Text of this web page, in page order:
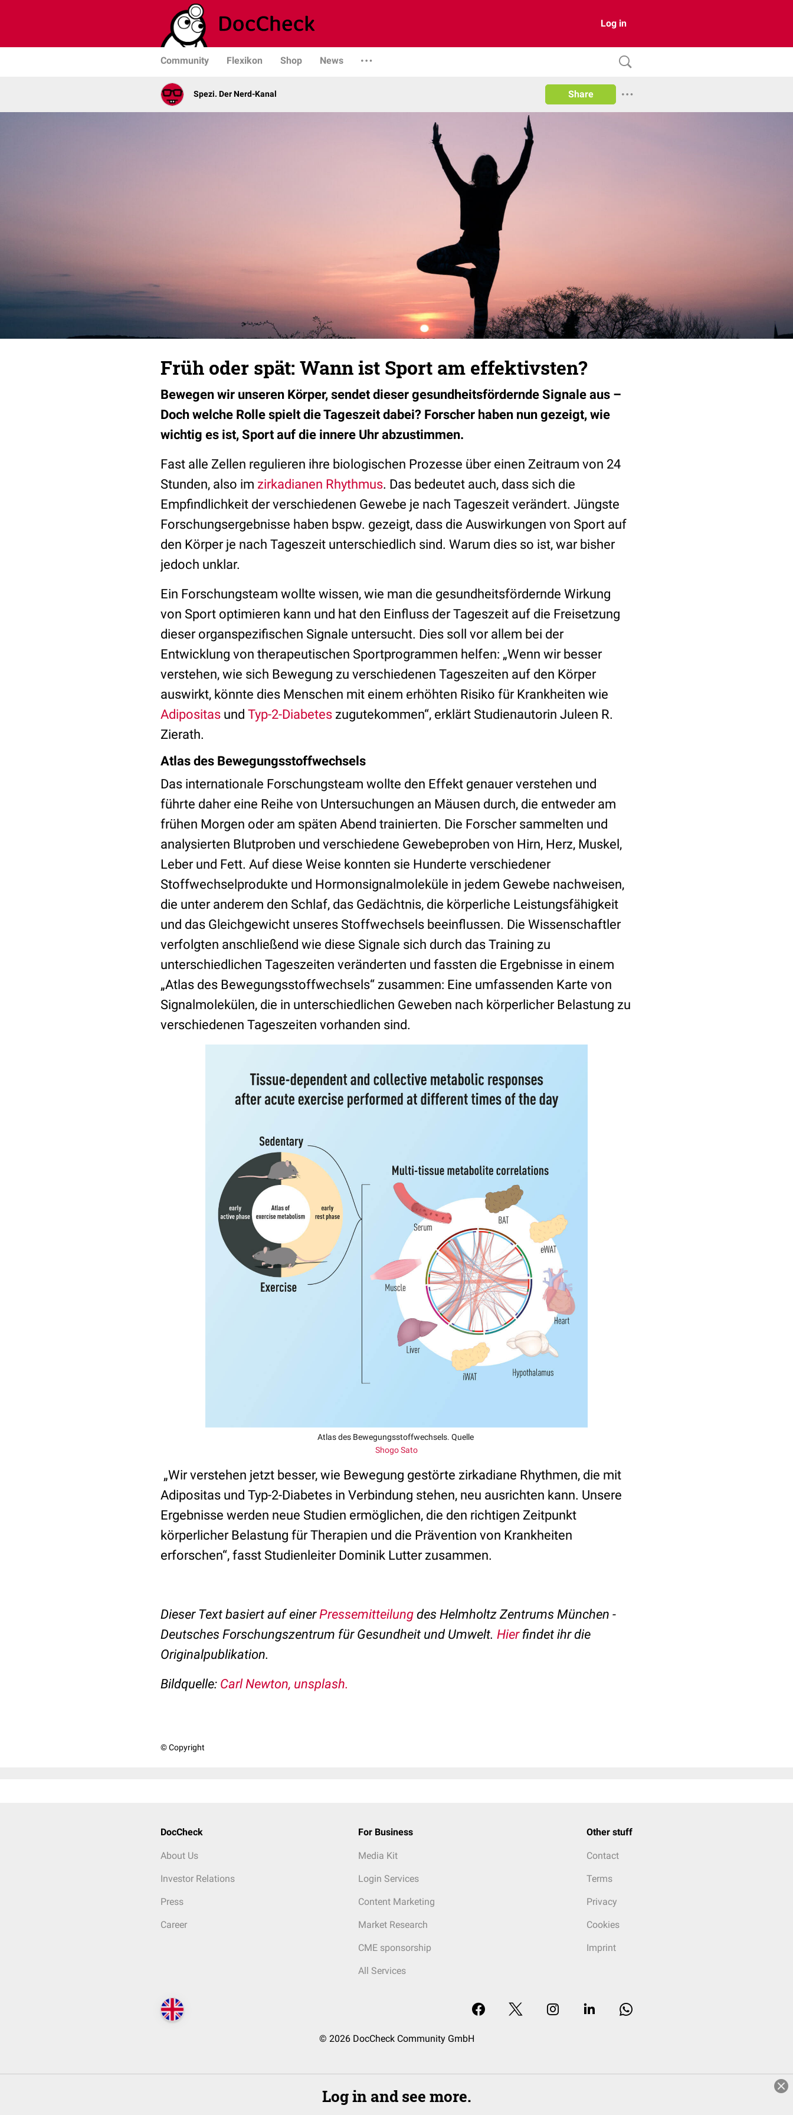
Log in
Community Flexikon Shop News
Spezi. Der Nerd-Kanal Share
Früh oder spät: Wann ist Sport am effektivsten?
Bewegen wir unseren Körper, sendet dieser gesundheitsfördernde Signale aus –
Doch welche Rolle spielt die Tageszeit dabei? Forscher haben nun gezeigt, wie
wichtig es ist, Sport auf die innere Uhr abzustimmen.
Fast alle Zellen regulieren ihre biologischen Prozesse über einen Zeitraum von 24
Stunden, also im zirkadianen Rhythmus. Das bedeutet auch, dass sich die
Empfindlichkeit der verschiedenen Gewebe je nach Tageszeit verändert. Jüngste
Forschungsergebnisse haben bspw. gezeigt, dass die Auswirkungen von Sport auf
den Körper je nach Tageszeit unterschiedlich sind. Warum dies so ist, war bisher
jedoch unklar.
Ein Forschungsteam wollte wissen, wie man die gesundheitsfördernde Wirkung
von Sport optimieren kann und hat den Einfluss der Tageszeit auf die Freisetzung
dieser organspezifischen Signale untersucht. Dies soll vor allem bei der
Entwicklung von therapeutischen Sportprogrammen helfen: „Wenn wir besser
verstehen, wie sich Bewegung zu verschiedenen Tageszeiten auf den Körper
auswirkt, könnte dies Menschen mit einem erhöhten Risiko für Krankheiten wie
Adipositas und Typ-2-Diabetes zugutekommen“, erklärt Studienautorin Juleen R.
Zierath.
Atlas des Bewegungsstoffwechsels
Das internationale Forschungsteam wollte den Effekt genauer verstehen und
führte daher eine Reihe von Untersuchungen an Mäusen durch, die entweder am
frühen Morgen oder am späten Abend trainierten. Die Forscher sammelten und
analysierten Blutproben und verschiedene Gewebeproben von Hirn, Herz, Muskel,
Leber und Fett. Auf diese Weise konnten sie Hunderte verschiedener
Stoffwechselprodukte und Hormonsignalmoleküle in jedem Gewebe nachweisen,
die unter anderem den Schlaf, das Gedächtnis, die körperliche Leistungsfähigkeit
und das Gleichgewicht unseres Stoffwechsels beeinflussen. Die Wissenschaftler
verfolgten anschließend wie diese Signale sich durch das Training zu
unterschiedlichen Tageszeiten veränderten und fassten die Ergebnisse in einem
„Atlas des Bewegungsstoffwechsels“ zusammen: Eine umfassenden Karte von
Signalmolekülen, die in unterschiedlichen Geweben nach körperlicher Belastung zu
verschiedenen Tageszeiten vorhanden sind.
Atlas des Bewegungsstoffwechsels. Quelle
Shogo Sato
„Wir verstehen jetzt besser, wie Bewegung gestörte zirkadiane Rhythmen, die mit
Adipositas und Typ-2-Diabetes in Verbindung stehen, neu ausrichten kann. Unsere
Ergebnisse werden neue Studien ermöglichen, die den richtigen Zeitpunkt
körperlicher Belastung für Therapien und die Prävention von Krankheiten
erforschen“, fasst Studienleiter Dominik Lutter zusammen.
Dieser Text basiert auf einerPressemitteilung des Helmholtz Zentrums München -
Deutsches Forschungszentrum für Gesundheit und Umwelt. Hierfindet ihr die
Originalpublikation.
Bildquelle: Carl Newton, unsplash.
© Copyright
DocCheck
About Us
Investor Relations
Press
Career
For Business
Media Kit
Login Services
Content Marketing
Market Research
CME sponsorship
All Services
Other stuff
Contact
Terms
Privacy
Cookies
Imprint
© 2026 DocCheck Community GmbH
Log in and see more.